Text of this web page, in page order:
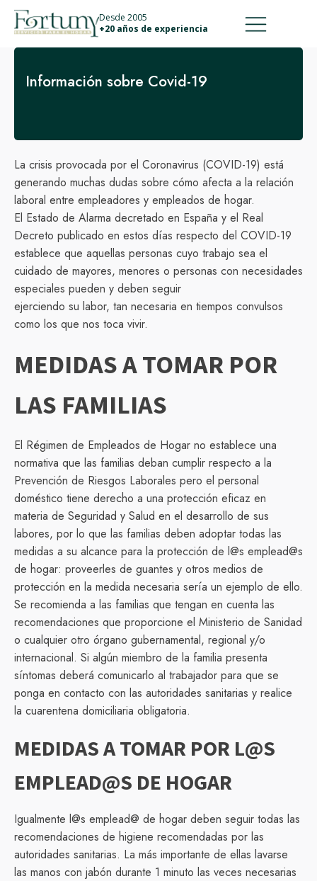
911 887 226
Desde 2005
+20 años de experiencia
Información sobre Covid-19
La crisis provocada por el Coronavirus (COVID-19) está
generando muchas dudas sobre cómo afecta a la relación
laboral entre empleadores y empleados de hogar.
El Estado de Alarma decretado en España y el Real
Decreto publicado en estos días respecto del COVID-19
establece que aquellas personas cuyo trabajo sea el
cuidado de mayores, menores o personas con necesidades
especiales pueden y deben seguir
ejerciendo su labor, tan necesaria en tiempos convulsos
como los que nos toca vivir.
MEDIDAS A TOMAR POR
LAS FAMILIAS
El Régimen de Empleados de Hogar no establece una
normativa que las familias deban cumplir respecto a la
Prevención de Riesgos Laborales pero el personal
doméstico tiene derecho a una protección eficaz en
materia de Seguridad y Salud en el desarrollo de sus
labores, por lo que las familias deben adoptar todas las
medidas a su alcance para la protección de l@s emplead@s
de hogar: proveerles de guantes y otros medios de
protección en la medida necesaria sería un ejemplo de ello.
Se recomienda a las familias que tengan en cuenta las
recomendaciones que proporcione el Ministerio de Sanidad
o cualquier otro órgano gubernamental, regional y/o
internacional. Si algún miembro de la familia presenta
síntomas deberá comunicarlo al trabajador para que se
ponga en contacto con las autoridades sanitarias y realice
la cuarentena domiciliaria obligatoria.
MEDIDAS A TOMAR POR L@S
EMPLEAD@S DE HOGAR
Igualmente l@s emplead@ de hogar deben seguir todas las
recomendaciones de higiene recomendadas por las
autoridades sanitarias. La más importante de ellas lavarse
las manos con jabón durante 1 minuto las veces necesarias